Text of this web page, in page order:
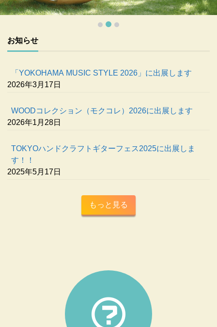
お知らせ
「YOKOHAMA MUSIC STYLE 2026」に出展します
2026年3月17日
WOODコレクション（モクコレ）2026に出展します
2026年1月28日
TOKYOハンドクラフトギターフェス2025に出展しま
す！！
2025年5月17日
もっと見る